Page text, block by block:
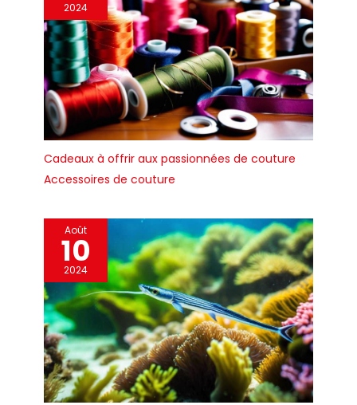
2024
Cadeaux à offrir aux passionnées de couture
Accessoires de couture
Août
10
2024